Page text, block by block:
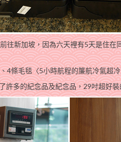
往新加坡，因為六天裡有5天是住
4條毛毯〈5小時航程的簾航冷氣超
許多的紀念品及紀念品，29吋超好